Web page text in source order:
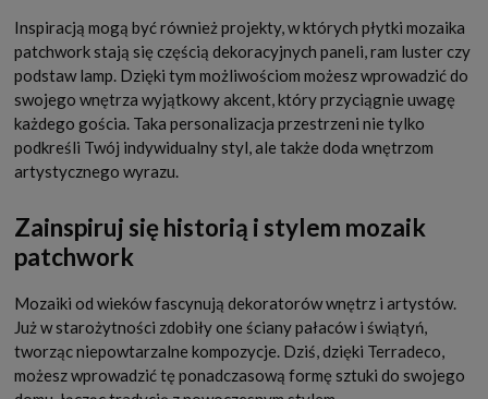
Inspiracją mogą być również projekty, w których płytki mozaika
patchwork stają się częścią dekoracyjnych paneli, ram luster czy
podstaw lamp. Dzięki tym możliwościom możesz wprowadzić do
swojego wnętrza wyjątkowy akcent, który przyciągnie uwagę
każdego gościa. Taka personalizacja przestrzeni nie tylko
podkreśli Twój indywidualny styl, ale także doda wnętrzom
artystycznego wyrazu.
Zainspiruj się historią i stylem mozaik
patchwork
Mozaiki od wieków fascynują dekoratorów wnętrz i artystów.
Już w starożytności zdobiły one ściany pałaców i świątyń,
tworząc niepowtarzalne kompozycje. Dziś, dzięki Terradeco,
możesz wprowadzić tę ponadczasową formę sztuki do swojego